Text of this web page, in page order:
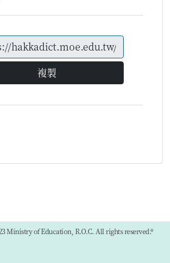
複製
Ministry of Education, R.O.C. All rights reserved.®